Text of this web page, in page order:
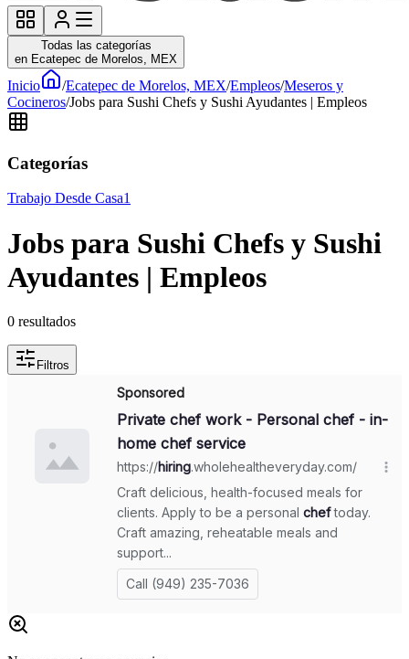
Todas las categorías
en Ecatepec de Morelos, MEX
Inicio /Ecatepec de Morelos, MEX/Empleos/Meseros y
Cocineros/Jobs para Sushi Chefs y Sushi Ayudantes | Empleos
Categorías
Trabajo Desde Casa1
Jobs para Sushi Chefs y Sushi
Ayudantes | Empleos
0 resultados
Filtros